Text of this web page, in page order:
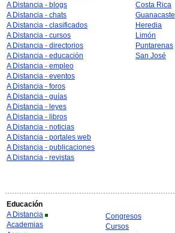
A Distancia - blogs
A Distancia - chats
A Distancia - clasificados
A Distancia - cursos
A Distancia - directorios
A Distancia - educación
A Distancia - empleo
A Distancia - eventos
A Distancia - foros
A Distancia - guías
A Distancia - leyes
A Distancia - libros
A Distancia - noticias
A Distancia - portales web
A Distancia - publicaciones
A Distancia - revistas
Costa Rica
Guanacaste
Heredia
Limón
Puntarenas
San José
Educación
A Distancia
Academias
Congresos
Cursos